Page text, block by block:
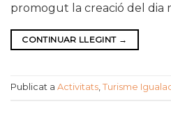
promogut la creació del dia
CONTINUAR LLEGINT →
Publicat a Activitats, Turisme